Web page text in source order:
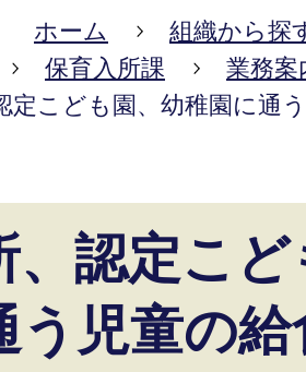
ホーム
組織から探
保育入所課
業務案
定こども園、幼稚園に通
、認定こ
う児童の